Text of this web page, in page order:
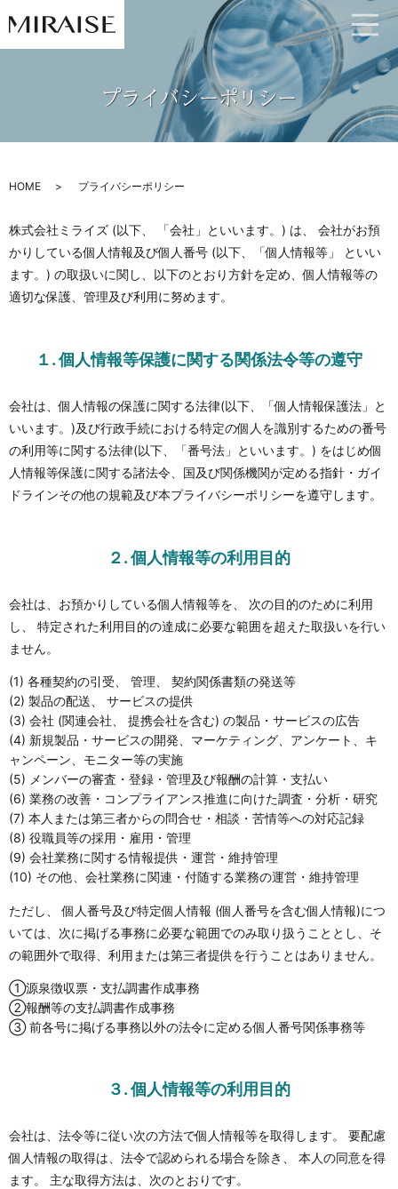
プライバシーポリシー
HOME プライバシーポリシー
株式会社ミライズ (以下、 「会社」といいます。) は、 会社がお預
かりしている個人情報及び個人番号 (以下、「個人情報等」 といい
ます。) の取扱いに関し、以下のとおり方針を定め、個人情報等の
適切な保護、管理及び利用に努めます。
１. 個人情報等保護に関する関係法令等の遵守
会社は、個人情報の保護に関する法律(以下、「個人情報保護法」と
いいます。)及び行政手続における特定の個人を識別するための番号
の利用等に関する法律(以下、「番号法」といいます。) をはじめ個
人情報等保護に関する諸法令、国及び関係機関が定める指針・ガイ
ドラインその他の規範及び本プライバシーポリシーを遵守します。
２. 個人情報等の利用目的
会社は、お預かりしている個人情報等を、 次の目的のために利用
し、 特定された利用目的の達成に必要な範囲を超えた取扱いを行い
ません。
(1) 各種契約の引受、 管理、 契約関係書類の発送等
(2) 製品の配送、 サービスの提供
(3) 会社 (関連会社、 提携会社を含む) の製品・サービスの広告
(4) 新規製品・サービスの開発、マーケティング、アンケート、キ
ャンペーン、モニター等の実施
(5) メンバーの審査・登録・管理及び報酬の計算・支払い
(6) 業務の改善・コンプライアンス推進に向けた調査・分析・研究
(7) 本人または第三者からの問合せ・相談・苦情等への対応記録
(8) 役職員等の採用・雇用・管理
(9) 会社業務に関する情報提供・運営・維持管理
(10) その他、会社業務に関連・付随する業務の運営・維持管理
ただし、 個人番号及び特定個人情報 (個人番号を含む個人情報)につ
いては、次に掲げる事務に必要な範囲でのみ取り扱うこととし、そ
の範囲外で取得、利用または第三者提供を行うことはありません。
①源泉徴収票・支払調書作成事務
②報酬等の支払調書作成事務
③ 前各号に掲げる事務以外の法令に定める個人番号関係事務等
３. 個人情報等の利用目的
会社は、法令等に従い次の方法で個人情報等を取得します。 要配慮
個人情報の取得は、法令で認められる場合を除き、 本人の同意を得
ます。 主な取得方法は、次のとおりです。